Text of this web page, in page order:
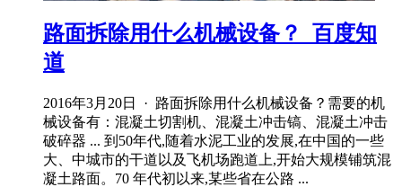
路面拆除用什么机械设备？_百度知
道
2016年3月20日 · 路面拆除用什么机械设备？需要的机
械设备有：混凝土切割机、混凝土冲击镐、混凝土冲击
破碎器 ... 到50年代,随着水泥工业的发展,在中国的一些
大、中城市的干道以及飞机场跑道上,开始大规模铺筑混
凝土路面。70 年代初以来,某些省在公路 ...